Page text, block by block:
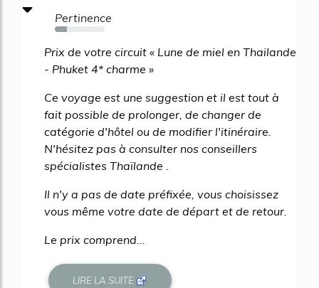
Pertinence
24%
Prix de votre circuit « Lune de miel en Thailande
- Phuket 4* charme »
Ce voyage est une suggestion et il est tout à
fait possible de prolonger, de changer de
catégorie d'hôtel ou de modifier l'itinéraire.
N'hésitez pas à consulter nos conseillers
spécialistes Thaïlande .
Il n'y a pas de date préfixée, vous choisissez
vous même votre date de départ et de retour.
Le prix comprend...
LIRE LA SUITE